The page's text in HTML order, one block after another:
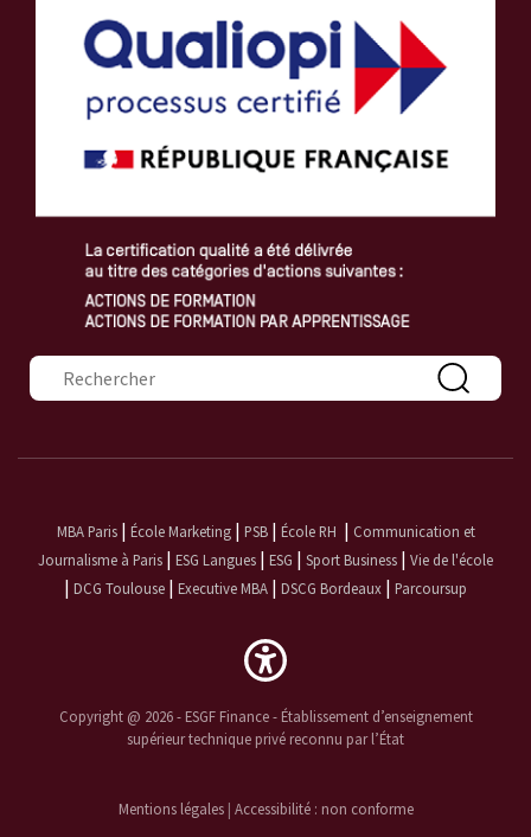
Formulaire de recherche
MBA Paris| École Marketing| PSB| École RH | Communication et
Journalisme à Paris | ESG Langues | ESG | Sport Business | Vie de l'école
| DCG Toulouse | Executive MBA | DSCG Bordeaux | Parcoursup
Copyright @ 2026 - ESGF Finance - Établissement d’enseignement
supérieur technique privé reconnu par l’État
Mentions légales| Accessibilité : non conforme